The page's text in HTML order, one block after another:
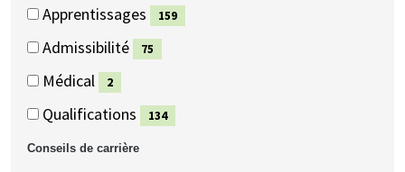
Conseils
d'admissibilité
Conseils
d'admissibilité
Apprentissages
(159
159
Admissibilité
(75
75
Médical
(2
éléments)
2
Qualifications
(134
134
Conseils de carrière